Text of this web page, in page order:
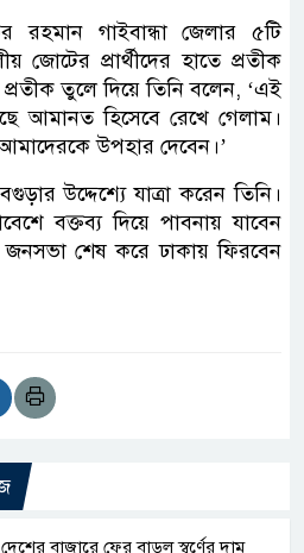
রহমান গাইবান্ধা জেলার ৫টি
প্রার্থীদের হাতে প্রতীক
প্রতীক তুলে দিয়ে তিনি বলেন, ‘এই
আমানত হিসেবে রেখে গেলাম।
উপহার দেবেন।’
উদ্দেশ্যে যাত্রা করেন তিনি।
বক্তব্য দিয়ে পাবনায় যাবেন
শেষ করে ঢাকায় ফিরবেন
দেশের বাজারে ফের বাড়ল স্বর্ণের দাম